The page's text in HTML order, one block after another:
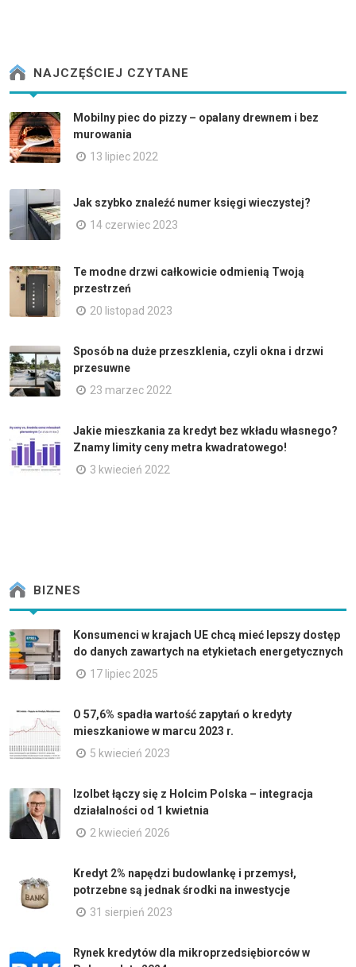
NAJCZĘŚCIEJ CZYTANE
Mobilny piec do pizzy – opalany drewnem i bez
murowania
13 lipiec 2022
Jak szybko znaleźć numer księgi wieczystej?
14 czerwiec 2023
Te modne drzwi całkowicie odmienią Twoją
przestrzeń
20 listopad 2023
Sposób na duże przeszklenia, czyli okna i drzwi
przesuwne
23 marzec 2022
Jakie mieszkania za kredyt bez wkładu własnego?
Znamy limity ceny metra kwadratowego!
3 kwiecień 2022
BIZNES
Konsumenci w krajach UE chcą mieć lepszy dostęp
do danych zawartych na etykietach energetycznych
17 lipiec 2025
O 57,6% spadła wartość zapytań o kredyty
mieszkaniowe w marcu 2023 r.
5 kwiecień 2023
Izolbet łączy się z Holcim Polska – integracja
działalności od 1 kwietnia
2 kwiecień 2026
Kredyt 2% napędzi budowlankę i przemysł,
potrzebne są jednak środki na inwestycje
31 sierpień 2023
Rynek kredytów dla mikroprzedsiębiorców w